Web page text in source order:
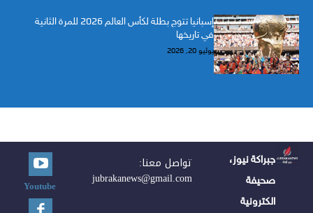
إسبانيا تتوج بطلة لكأس العالم 2026 للمرة الثانية
في تاريخها
يوليو 20, 2026
جبراكة نيوز،
صحيفة
الكترونية
تواصل معنا:
jubrakanews@gmail.com
Youtube